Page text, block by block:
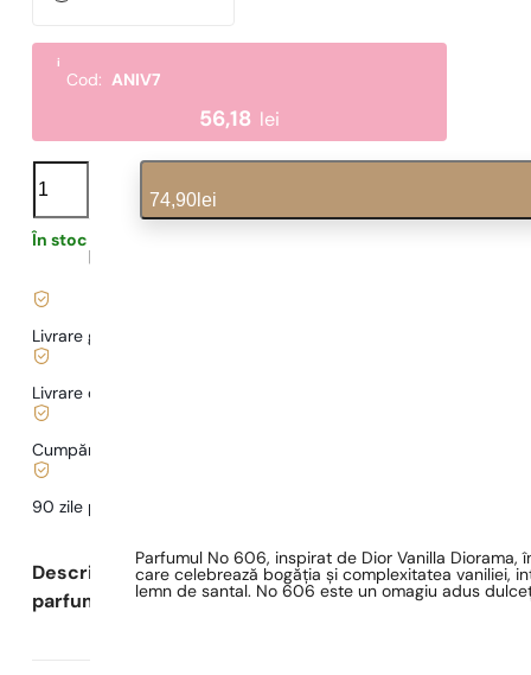
i
Cod:ANIV7
56,18 lei
N°
606
cantitate
74,90 lei
În stoc
Livrare gratuită de la
Livrare de la
Cumpărături și plăți sigure
90 zile pentru a
Descrierea
parfumului
Parfumul No 606, inspirat de Dior Vanilla
care celebrează bogăția și complexitatea vaniliei,
lemn de santal. No 606 este un omagiu adus